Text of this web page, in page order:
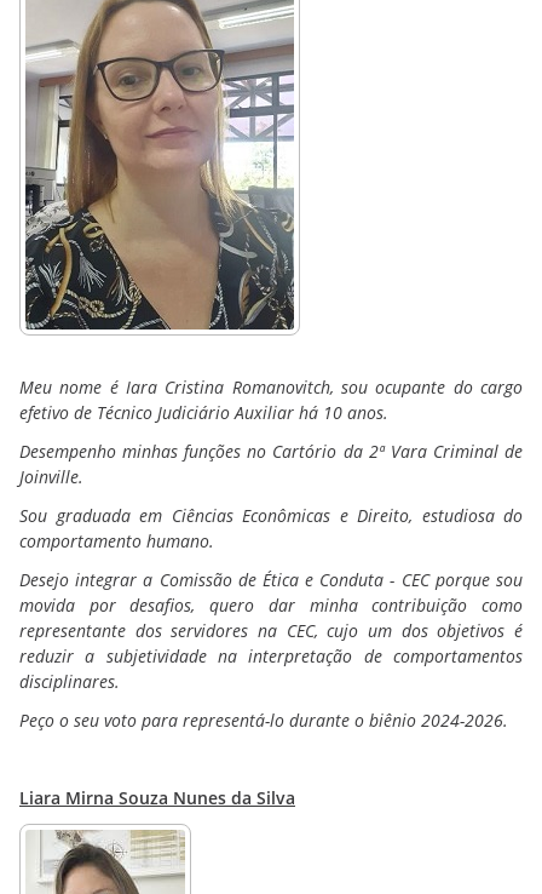
Meu nome é Iara Cristina Romanovitch, sou ocupante do cargo
efetivo de Técnico Judiciário Auxiliar há 10 anos.
Desempenho minhas funções no Cartório da 2ª Vara Criminal de
Joinville.
Sou graduada em Ciências Econômicas e Direito, estudiosa do
comportamento humano.
Desejo integrar a Comissão de Ética e Conduta - CEC porque sou
movida por desafios, quero dar minha contribuição como
representante dos servidores na CEC, cujo um dos objetivos é
reduzir a subjetividade na interpretação de comportamentos
disciplinares.
Peço o seu voto para representá-lo durante o biênio 2024-2026.
Liara Mirna Souza Nunes da Silva